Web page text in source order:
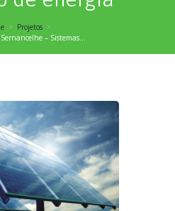
Projetos
– Sistemas...